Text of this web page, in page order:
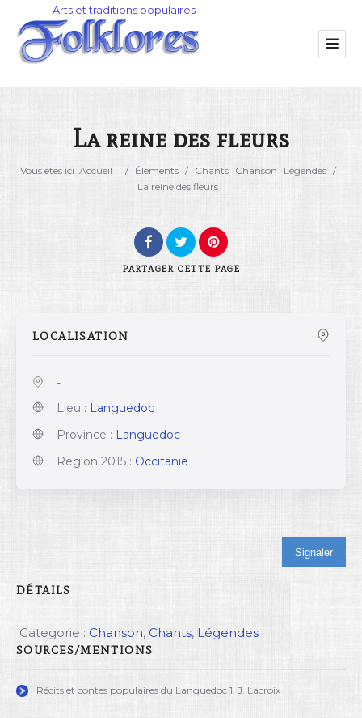
Catégorie
La reine des fleurs
Vous êtes ici :Accueil / Éléments / Chants Chanson Légendes /
La reine des fleurs
PARTAGER CETTE PAGE
LOCALISATION
-
Lieu : Languedoc
Province : Languedoc
Region 2015 : Occitanie
Signaler
DÉTAILS
Categorie : Chanson, Chants, Légendes
SOURCES/MENTIONS
Récits et contes populaires du Languedoc 1. J. Lacroix